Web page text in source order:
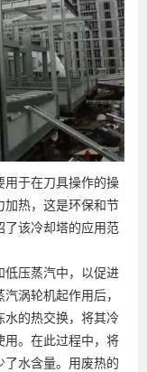
于在刀具操作的操
加热，这是环保和节
了该冷却塔的应用范
压蒸汽中，以促进
涡轮机起作用后，
水的热交换，将其冷
用。在此过程中，将
了水含量。用废热的